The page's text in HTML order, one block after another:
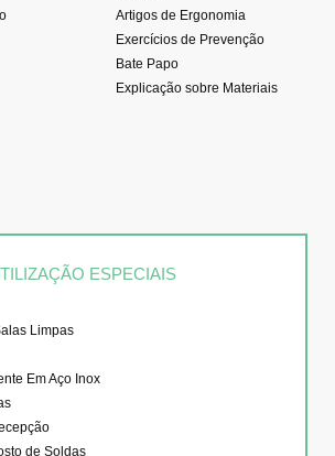
Artigos de Ergonomia
Exercícios de Prevenção
Bate Papo
Explicação sobre Materiais
ESPECIAIS
Limpas
Em Aço Inox
de Soldas